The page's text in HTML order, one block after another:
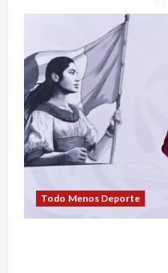
Todo Menos Deporte